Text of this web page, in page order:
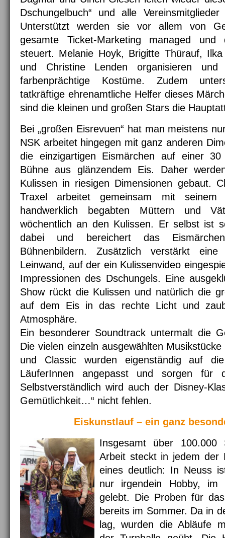
Dschungelbuch“ und alle
Unterstützt werden sie vor allem von
gesamte Ticket-Marketing managed und
steuert. Melanie Hoyk, Brigitte Thürauf,
und Christine Lenden organisieren
farbenprächtige Kostüme. Zudem
tatkräftige ehrenamtliche Helfer dieses
sind die kleinen und großen Stars die
Bei „großen Eisrevuen“ hat man meistens
NSK arbeitet hingegen mit ganz anderen
die einzigartigen Eismärchen auf einer
Bühne aus glänzendem Eis. Daher
Kulissen in riesigen Dimensionen gebaut.
Traxel arbeitet gemeinsam mit
handwerklich begabten Müttern und
wöchentlich an den Kulissen. Er selbst ist
dabei und bereichert das
Bühnenbildern. Zusätzlich verstärkt
Leinwand, auf der ein Kulissenvideo
Impressionen des Dschungels. Eine
Show rückt die Kulissen und natürlich die
auf dem Eis in das rechte Licht und
Atmosphäre.
Ein besonderer Soundtrack untermalt die
Die vielen einzeln ausgewählten
und Classic wurden eigenständig auf
LäuferInnen angepasst und sorgen für
Selbstverständlich wird auch der Disney-
Gemütlichkeit…“ nicht fehlen.
Eiskunstlauf – ein ganz
Insgesamt über 100.000
Arbeit steckt in jedem der
eines deutlich: In Neuss
nur irgendein Hobby, im
gelebt. Die Proben für
bereits im Sommer. Da in
lag, wurden die Abläufe